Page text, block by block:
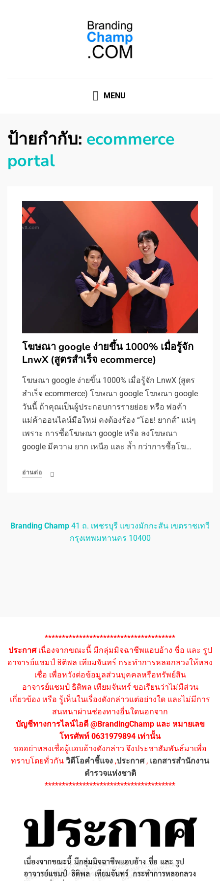
MENU
ป้ายกำกับ: ecommerce
portal
โฆษณา google ง่ายขึ้น 1000% เมื่อรู้จัก
LnwX (สูตรสำเร็จ ecommerce)
โฆษณา google ง่ายขึ้น 1000% เมื่อรู้จัก LnwX (สูตร
สำเร็จ ecommerce) โฆษณา google โฆษณา google
วันนี้ ถ้าคุณเป็นผู้ประกอบการรายย่อย หรือ พ่อค้า
แม่ค้าออนไลน์มือใหม่ คงต้องร้อง “โอย! ยากส์” แน่ๆ
เพราะ การซื้อโฆษณา google หรือ ลงโฆษณา
google มีความ ยาก เหนือ และ ล้ำ กว่าการซื้อโฆ…
อ่านต่อ
Branding Champ 41 ถ. เพชรบุรี แขวงมักกะสัน เขตราชเทวี
กรุงเทพมหานคร 10400
**************************************
ประกาศเนื่องจากขณะนี้ มีกลุ่มมิจฉาชีพแอบอ้าง ชื่อ และ รูป
อาจารย์แชมป์ ธิติพล เทียมจันทร์ กระทำการหลอกลวงให้หลง
เชื่อ เพื่อหวังต่อข้อมูลส่วนบุคคลหรือทรัพย์สิน
อาจารย์แชมป์ ธิติพล เทียมจันทร์ ขอเรียนว่าไม่มีส่วน
เกี่ยวข้อง หรือ รู้เห็นในเรื่องดังกล่าวแต่อย่างใด และไม่มีการ
สนทนาผ่านช่องทางอื่นใดนอกจาก
บัญชีทางการไลน์ไอดี @BrandingChamp และ หมายเลข
โทรศัพท์ 0631979894 เท่านั้น
ขออย่าหลงเชื่อผู้แอบอ้างดังกล่าว จึงประชาสัมพันธ์มาเพื่อ
ทราบโดยทั่วกัน วิดีโอคำชี้แจง ,ประกาศ, เอกสารสำนักงาน
ตำรวจแห่งชาติ
**************************************